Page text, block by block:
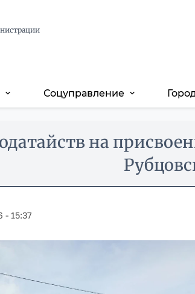
expand_more Соцуправление expand_more
на
- 15:37